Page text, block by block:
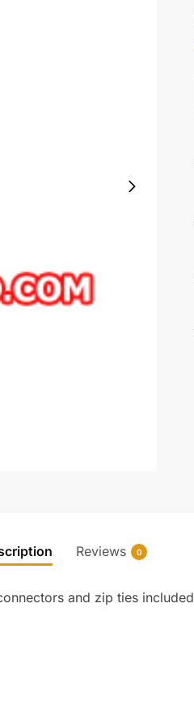
Reviews 0
and zip ties included